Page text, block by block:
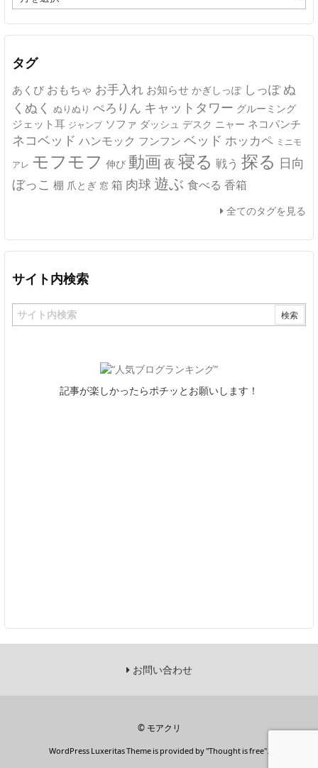
ー
カ
イ
タグ
あくび おもちゃ お手入れ お知らせ かぎしっぽ しっぽ ぬ
くぬく ぬりぬり ぺろりん キャットタワー グルーミング
ジェット耳 ジャンプ ソファ ダッシュ デスク ニャー ネコパンチ
ネコベッド ハンモック フンフン ベッド ホッカペ ミニモ
アレ モフモフ 伸び 動画 夜 寝る 戦う 探る 日向
ぼっこ 棚 爪とぎ 窓 箱 肉球 遊ぶ 食べる 香箱
全てのタグを見る
サイト内検索
記事が楽しかったらポチッとお願いします！
お問い合わせ
© モアクリ
WordPress Luxeritas Theme is provided by "Thought is free".